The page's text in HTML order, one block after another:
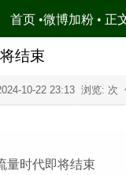
首页 •微博加粉 • 正
结束
10-22 23:13浏览: 次